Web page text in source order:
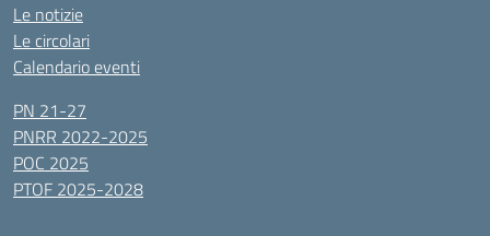
Le notizie
Le circolari
Calendario eventi
PN 21-27
PNRR 2022-2025
POC 2025
PTOF 2025-2028